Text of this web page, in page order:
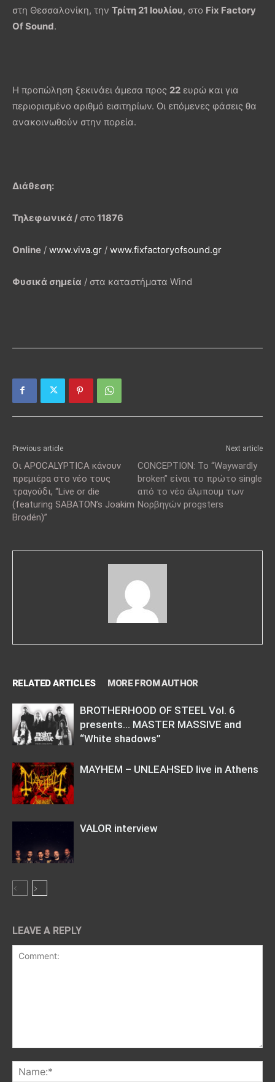
στη Θεσσαλονίκη, την Τρίτη 21 Ιουλίου, στο Fix Factory
Of Sound.
Η προπώληση ξεκινάει άμεσα προς 22 ευρώ και για
περιορισμένο αριθμό εισιτηρίων. Οι επόμενες φάσεις θα
ανακοινωθούν στην πορεία.
Διάθεση:
Τηλεφωνικά / στο 11876
Online / www.viva.gr / www.fixfactoryofsound.gr
Φυσικά σημεία / στα καταστήματα Wind
Previous article
Οι APOCALYPTICA κάνουν
πρεμιέρα στο νέο τους
τραγούδι, “Live or die
(featuring SABATON’s Joakim
Brodén)”
Next article
CONCEPTION: Το “Waywardly
broken” είναι το πρώτο single
από το νέο άλμπουμ των
Νορβηγών progsters
RELATED ARTICLES MORE FROM AUTHOR
BROTHERHOOD OF STEEL Vol. 6
presents… MASTER MASSIVE and
“White shadows”
MAYHEM – UNLEAHSED live in Athens
VALOR interview
LEAVE A REPLY